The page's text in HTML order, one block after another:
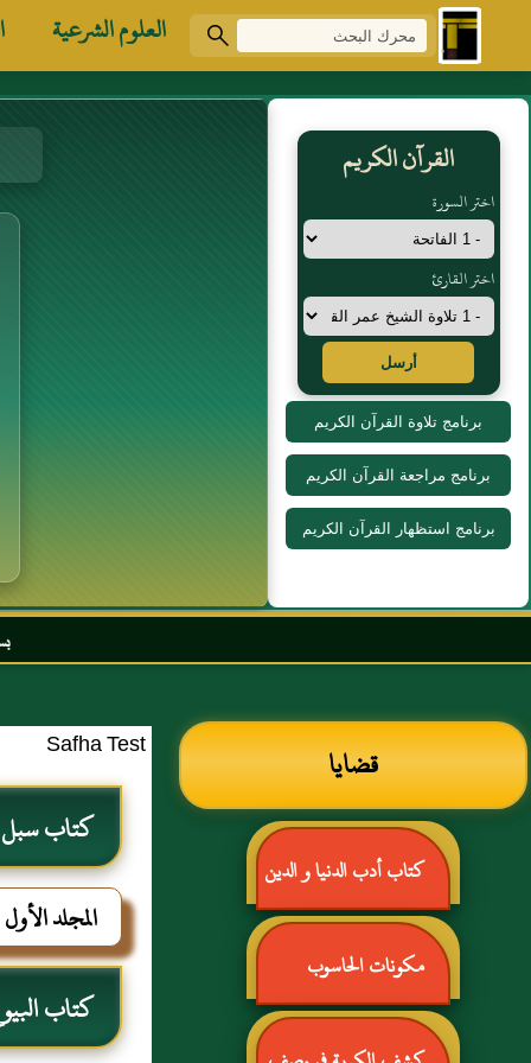
العلوم الشرعية
القرآن الكريم
اختر السورة
اختر القارئ
أرسل
برنامج تلاوة القرآن الكريم
برنامج مراجعة القرآن الكريم
برنامج استظهار القرآن الكريم
بسم الله
قضايا
كتاب أدب الدنيا و الدين
للماوردي
مكونات الحاسوب
Safha Test
كتاب سبل
المجلد الأول
كتاب